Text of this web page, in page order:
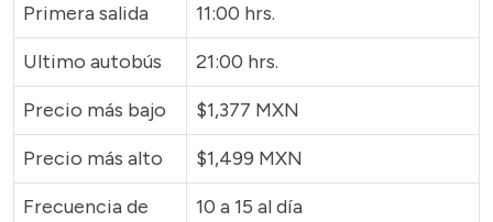
Primera salida
11:00 hrs.
Ultimo autobús
21:00 hrs.
Precio más bajo
$1,377 MXN
Precio más alto
$1,499 MXN
Frecuencia de
10 a 15 al día